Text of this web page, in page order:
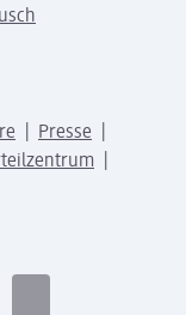
Presse